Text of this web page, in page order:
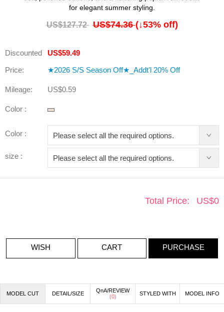
for elegant summer styling.
US$127.72 US$74.36(↓53% off)
Discounted
Price:
US$59.49
★2026 S/S Season Off★_Addt'l 20% Off
Mileage: US$0.59
Color :
Color :
size :
Total Price: US$0
WISH CART PURCHASE
MODEL CUT DETAIL/SIZE
QnA/REVIEW
(0) STYLED WITH MODEL INFO